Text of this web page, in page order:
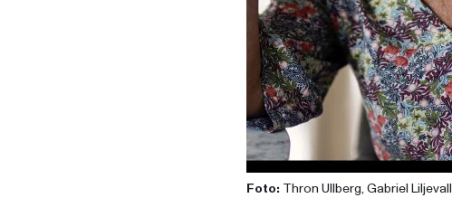
Foto: Thron Ullberg, Gabriel Liljevall